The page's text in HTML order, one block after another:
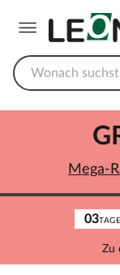
03TAGE
Zu
Mega-